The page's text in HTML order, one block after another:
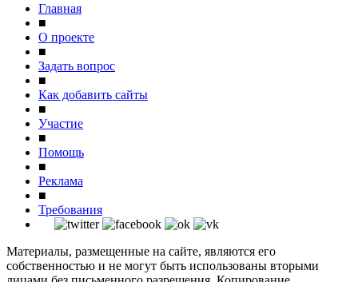
Главная
■
О проекте
■
Задать вопрос
■
Как добавить сайты
■
Участие
■
Помощь
■
Реклама
■
Требования
Материалы, размещенные на сайте, являются его
собственностью и не могут быть использованы вторыми